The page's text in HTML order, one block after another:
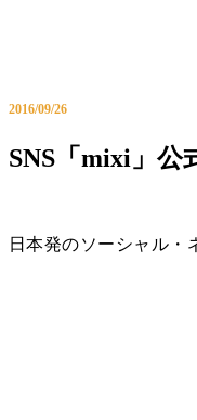
2016/09/26
SNS「mixi」公
日本発のソーシャル・